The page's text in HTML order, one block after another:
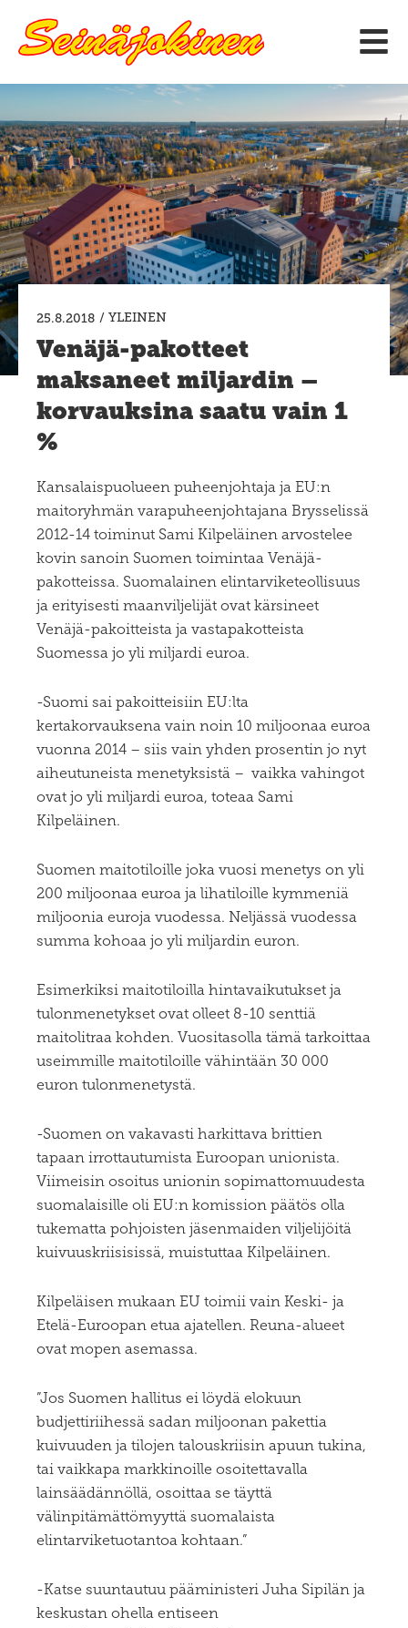
sisältöön
25.8.2018 / YLEINEN
Venäjä-pakotteet
maksaneet miljardin –
korvauksina saatu vain 1
%
Kansalaispuolueen puheenjohtaja ja EU:n
maitoryhmän varapuheenjohtajana Brysselissä
2012-14 toiminut Sami Kilpeläinen arvostelee
kovin sanoin Suomen toimintaa Venäjä-
pakotteissa. Suomalainen elintarviketeollisuus
ja erityisesti maanviljelijät ovat kärsineet
Venäjä-pakoitteista ja vastapakotteista
Suomessa jo yli miljardi euroa.
-Suomi sai pakoitteisiin EU:lta
kertakorvauksena vain noin 10 miljoonaa euroa
vuonna 2014 – siis vain yhden prosentin jo nyt
aiheutuneista menetyksistä – vaikka vahingot
ovat jo yli miljardi euroa, toteaa Sami
Kilpeläinen.
Suomen maitotiloille joka vuosi menetys on yli
200 miljoonaa euroa ja lihatiloille kymmeniä
miljoonia euroja vuodessa. Neljässä vuodessa
summa kohoaa jo yli miljardin euron.
Esimerkiksi maitotiloilla hintavaikutukset ja
tulonmenetykset ovat olleet 8-10 senttiä
maitolitraa kohden. Vuositasolla tämä tarkoittaa
useimmille maitotiloille vähintään 30 000
euron tulonmenetystä.
-Suomen on vakavasti harkittava brittien
tapaan irrottautumista Euroopan unionista.
Viimeisin osoitus unionin sopimattomuudesta
suomalaisille oli EU:n komission päätös olla
tukematta pohjoisten jäsenmaiden viljelijöitä
kuivuuskriisisissä, muistuttaa Kilpeläinen.
Kilpeläisen mukaan EU toimii vain Keski- ja
Etelä-Euroopan etua ajatellen. Reuna-alueet
ovat mopen asemassa.
”Jos Suomen hallitus ei löydä elokuun
budjettiriihessä sadan miljoonan pakettia
kuivuuden ja tilojen talouskriisin apuun tukina,
tai vaikkapa markkinoille osoitettavalla
lainsäädännöllä, osoittaa se täyttä
välinpitämättömyyttä suomalaista
elintarviketuotantoa kohtaan.”
-Katse suuntautuu pääministeri Juha Sipilän ja
keskustan ohella entiseen